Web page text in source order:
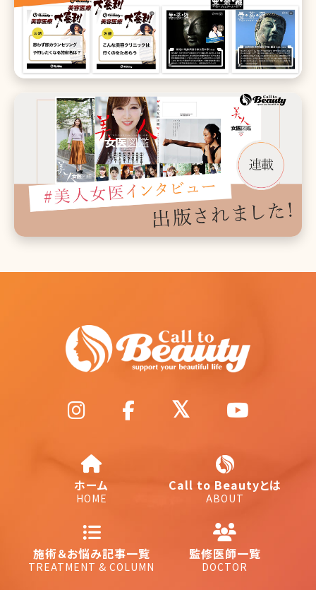
ホーム
HOME
Call to Beautyとは
ABOUT
施術＆お悩み記事一覧
TREATMENT & COLUMN
監修医師一覧
DOCTOR